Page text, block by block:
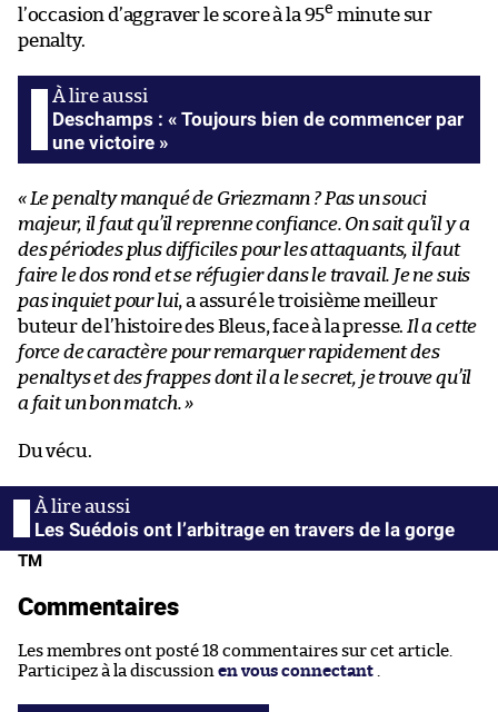
l’occasion d’aggraver le score à la 95e minute sur
penalty.
Deschamps : « Toujours bien de commencer par
une victoire »
« Le penalty manqué de Griezmann ? Pas un souci
majeur, il faut qu’il reprenne confiance. On sait qu’il y a
des périodes plus difficiles pour les attaquants, il faut
faire le dos rond et se réfugier dans le travail. Je ne suis
pas inquiet pour lui, a assuré le troisième meilleur
buteur de l’histoire des Bleus, face à la presse. Il a cette
force de caractère pour remarquer rapidement des
penaltys et des frappes dont il a le secret, je trouve qu’il
a fait un bon match. »
Du vécu.
Les Suédois ont l’arbitrage en travers de la gorge
TM
Commentaires
Les membres ont posté 18 commentaires sur cet article.
Participez à la discussion en vous connectant